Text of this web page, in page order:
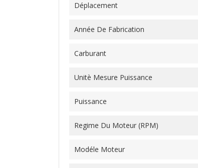
Déplacement
Année De Fabrication
Carburant
Unitè Mesure Puissance
Puissance
Regime Du Moteur (RPM)
Modéle Moteur